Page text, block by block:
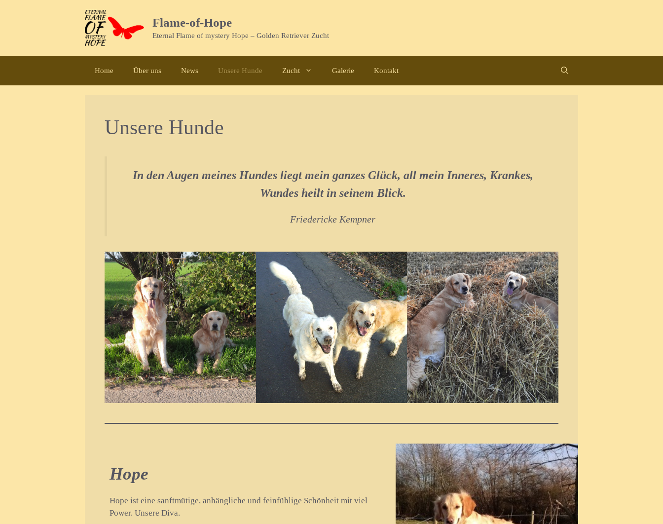
Flame-of-Hope
Eternal Flame of mystery Hope – Golden Retriever Zucht
Home Über uns News Unsere Hunde Zucht Galerie Kontakt
Unsere Hunde
In den Augen meines Hundes liegt mein ganzes Glück, all mein Inneres, Krankes,
Wundes heilt in seinem Blick.
Friedericke Kempner
Hope
Hope ist eine sanftmütige, anhängliche und feinfühlige Schönheit mit viel
Power. Unsere Diva.